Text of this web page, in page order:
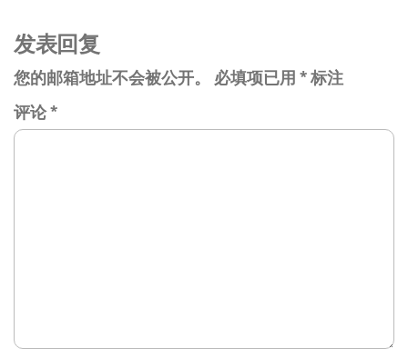
发表回复
您的邮箱地址不会被公开。 必填项已用 *标注
评论*